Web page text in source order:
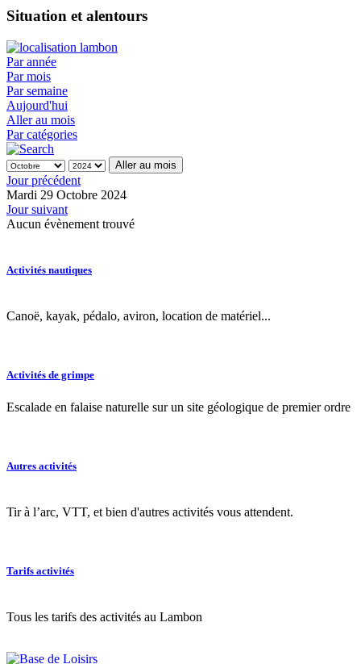
Situation et alentours
Par année
Par mois
Par semaine
Aujourd'hui
Aller au mois
Par catégories
Aller au mois
Jour précédent
Mardi 29 Octobre 2024
Jour suivant
Aucun évènement trouvé
Activités nautiques
Canoë, kayak, pédalo, aviron, location de matériel...
Activités de grimpe
Escalade en falaise naturelle sur un site géologique de premier ordre
Autres activités
Tir à l’arc, VTT, et bien d'autres activités vous attendent.
Tarifs activités
Tous les tarifs des activités au Lambon